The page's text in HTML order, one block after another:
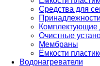
Средства для
Комплектующие
Очистные
Мембраны
Ёмкости
Водонагреватели